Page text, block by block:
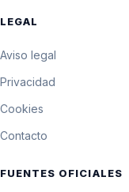
LEGAL
Aviso legal
Privacidad
Cookies
Contacto
FUENTES OFICIALES